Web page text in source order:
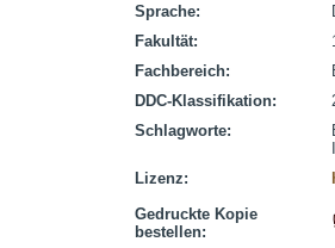
Sprache:
Fakultät:
Fachbereich:
DDC-Klassifikation:
Schlagworte:
Lizenz:
Gedruckte Kopie
bestellen: